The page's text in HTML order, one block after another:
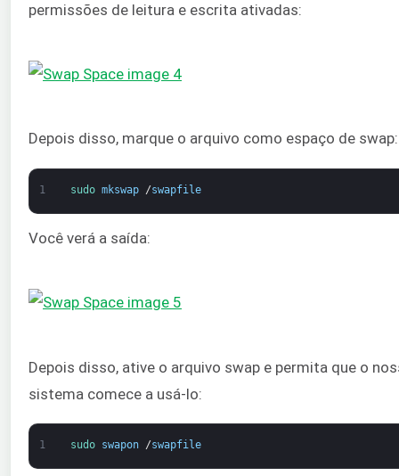
permissões de leitura e escrita ativadas:
Depois disso, marque o arquivo como espaço de swap:
1 sudo mkswap /swapfile
Você verá a saída:
Depois disso, ative o arquivo swap e permita que o
sistema comece a usá-lo:
1 sudo swapon /swapfile